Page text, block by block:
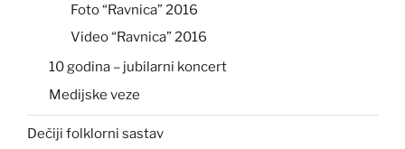
Foto “Ravnica” 2016
Video “Ravnica” 2016
10 godina – jubilarni koncert
Medijske veze
Dečiji folklorni sastav